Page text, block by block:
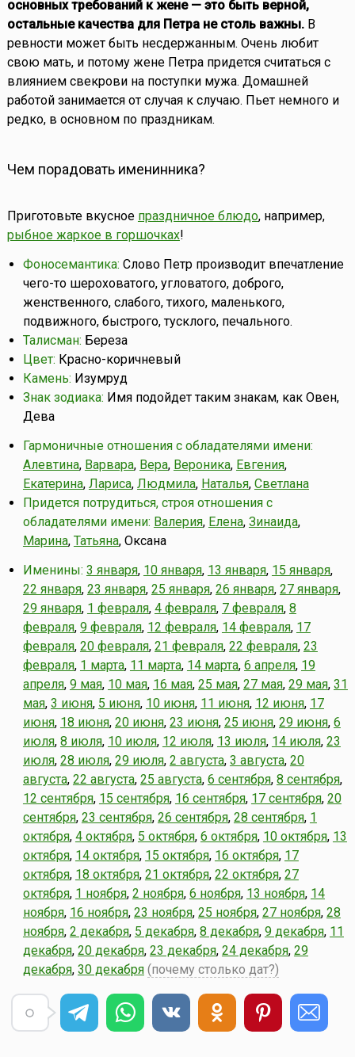
основных требований к жене — это быть верной,
остальные качества для Петра не столь важны.В
ревности может быть несдержанным. Очень любит
свою мать, и потому жене Петра придется считаться с
влиянием свекрови на поступки мужа. Домашней
работой занимается от случая к случаю. Пьет немного и
редко, в основном по праздникам.
Чем порадовать именинника?
Приготовьте вкусное праздничное блюдо, например,
рыбное жаркое в горшочках!
Фоносемантика: Слово Петр производит впечатление
чего-то шероховатого, угловатого, доброго,
женственного, слабого, тихого, маленького,
подвижного, быстрого, тусклого, печального.
Талисман: Береза
Цвет: Красно-коричневый
Камень: Изумруд
Знак зодиака: Имя подойдет таким знакам, как Овен,
Дева
Гармоничные отношения с обладателями имени:
Алевтина, Варвара, Вера, Вероника, Евгения,
Екатерина, Лариса, Людмила, Наталья, Светлана
Придется потрудиться, строя отношения с
обладателями имени: Валерия, Елена, Зинаида,
Марина, Татьяна, Оксана
Именины: 3 января, 10 января, 13 января, 15 января,
22 января, 23 января, 25 января, 26 января, 27 января,
29 января, 1 февраля, 4 февраля, 7 февраля, 8
февраля, 9 февраля, 12 февраля, 14 февраля, 17
февраля, 20 февраля, 21 февраля, 22 февраля, 23
февраля, 1 марта, 11 марта, 14 марта, 6 апреля, 19
апреля, 9 мая, 10 мая, 16 мая, 25 мая, 27 мая, 29 мая, 31
мая, 3 июня, 5 июня, 10 июня, 11 июня, 12 июня, 17
июня, 18 июня, 20 июня, 23 июня, 25 июня, 29 июня, 6
июля, 8 июля, 10 июля, 12 июля, 13 июля, 14 июля, 23
июля, 28 июля, 29 июля, 2 августа, 3 августа, 20
августа, 22 августа, 25 августа, 6 сентября, 8 сентября,
12 сентября, 15 сентября, 16 сентября, 17 сентября, 20
сентября, 23 сентября, 26 сентября, 28 сентября, 1
октября, 4 октября, 5 октября, 6 октября, 10 октября, 13
октября, 14 октября, 15 октября, 16 октября, 17
октября, 18 октября, 21 октября, 22 октября, 27
октября, 1 ноября, 2 ноября, 6 ноября, 13 ноября, 14
ноября, 16 ноября, 23 ноября, 25 ноября, 27 ноября, 28
ноября, 2 декабря, 5 декабря, 8 декабря, 9 декабря, 11
декабря, 20 декабря, 23 декабря, 24 декабря, 29
декабря, 30 декабря (почему столько дат?)